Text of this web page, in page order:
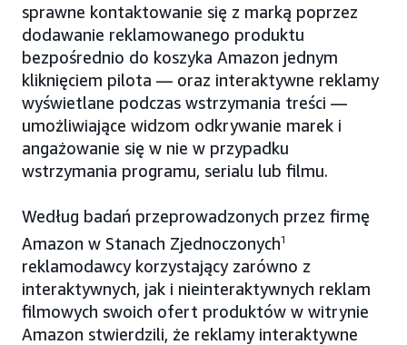
sprawne kontaktowanie się z marką poprzez
dodawanie reklamowanego produktu
bezpośrednio do koszyka Amazon jednym
kliknięciem pilota — oraz interaktywne reklamy
wyświetlane podczas wstrzymania treści —
umożliwiające widzom odkrywanie marek i
angażowanie się w nie w przypadku
wstrzymania programu, serialu lub filmu.
Według badań przeprowadzonych przez firmę
Amazon w Stanach Zjednoczonych1
reklamodawcy korzystający zarówno z
interaktywnych, jak i nieinteraktywnych reklam
filmowych swoich ofert produktów w witrynie
Amazon stwierdzili, że reklamy interaktywne